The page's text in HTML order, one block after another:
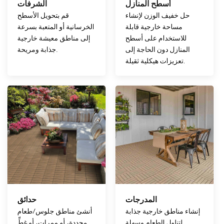
الشرفات
قم بتحويل الأسطح
الخرسانية أو المتعبة بسرعة
إلى مناطق معيشة خارجية
جذابة ومريحة.
أسطح المنازل
حل خفيف الوزن لإنشاء
مساحة خارجية قابلة
للاستخدام على أسطح
المنازل دون الحاجة إلى
تعزيزات هيكلية ثقيلة.
حدائق
أنشئ مناطق جلوس/طعام
المدرجات
إنشاء مناطق خارجية جذابة